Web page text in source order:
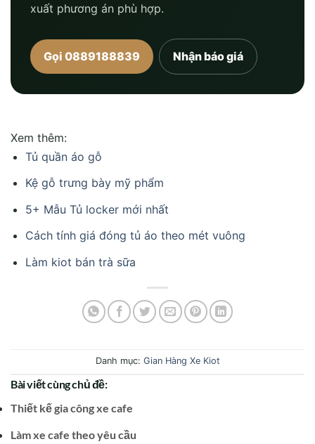
xuất phương án phù hợp.
Gọi 0889188839 Nhận báo giá
Xem thêm:
Tủ quần áo gỗ
Kệ gỗ trưng bày mỹ phẩm
5+ Mẫu Tủ locker mới nhất
Cách tính giá đóng tủ áo theo mét vuông
Làm kiot bán trà sữa
Danh mục: Gian Hàng Xe Kiot
Bài viết cùng chủ đề:
Thiết kế gia công xe cafe
Làm xe cafe theo yêu cầu